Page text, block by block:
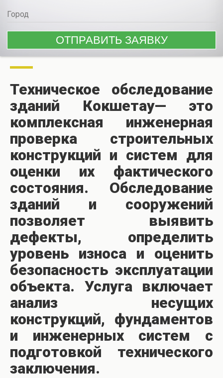
Техническое обследование
зданий Кокшетау— это
комплексная инженерная
проверка строительных
конструкций и систем для
оценки их фактического
состояния. Обследование
зданий и сооружений
позволяет выявить
дефекты, определить
уровень износа и оценить
безопасность эксплуатации
объекта. Услуга включает
анализ несущих
конструкций, фундаментов
и инженерных систем с
подготовкой технического
заключения.